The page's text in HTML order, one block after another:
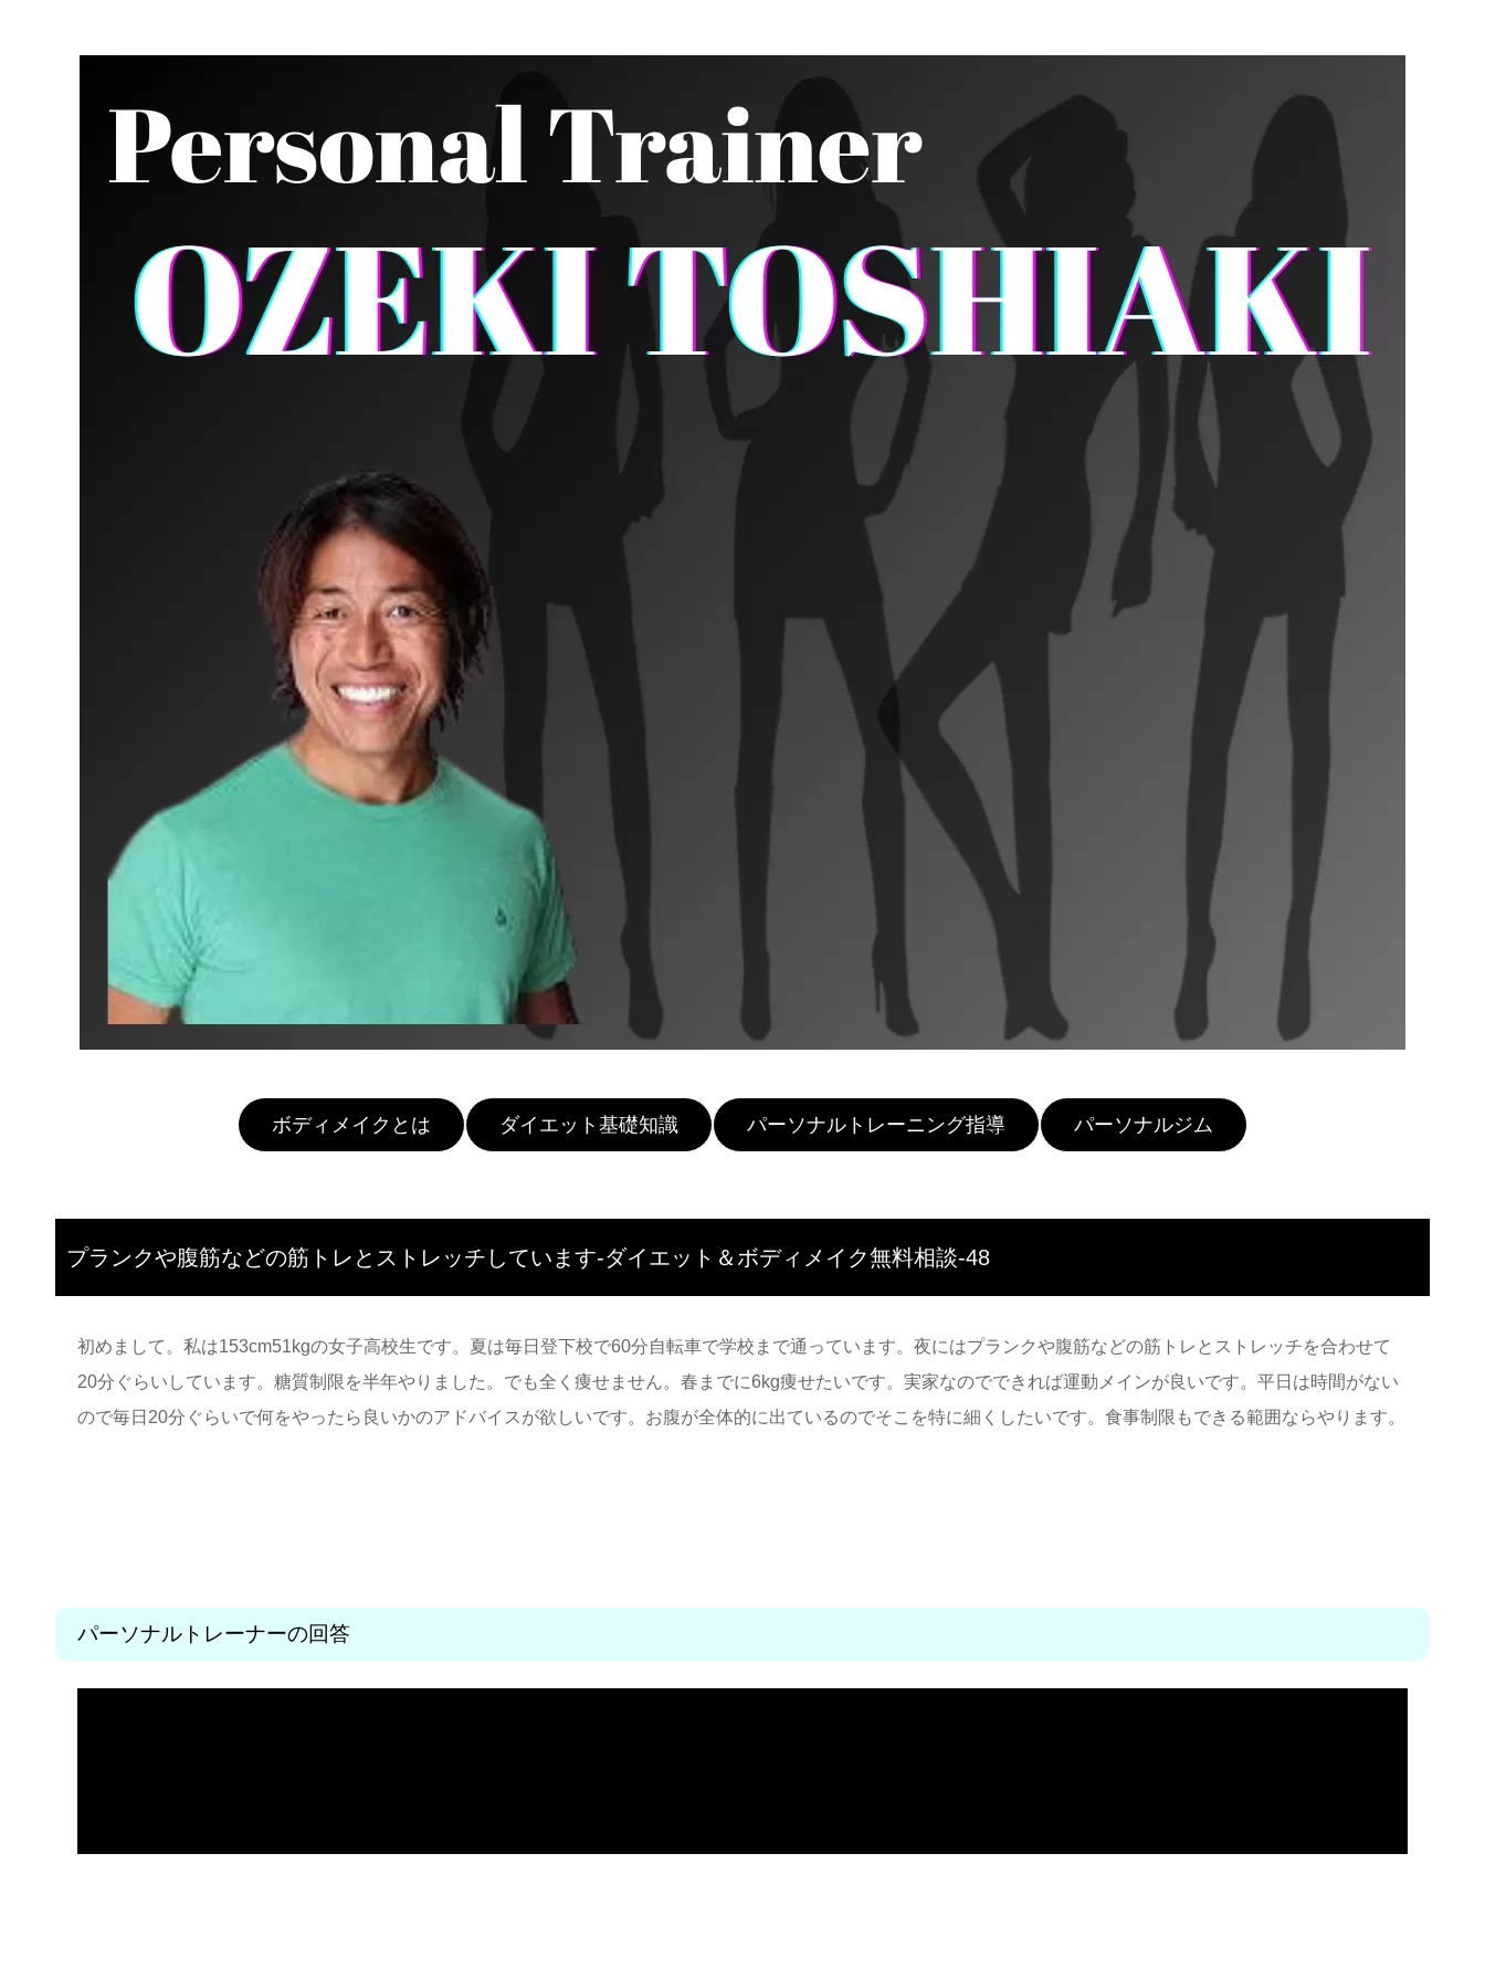
ボディメイクとは ダイエット基礎知識 パーソナルトレーニング指導 パーソナルジム
プランクや腹筋などの筋トレとストレッチしています-ダイエット＆ボディメイク無料相談-48
初めまして。私は153cm51kgの女子高校生です。夏は毎日登下校で60分自転車で学校まで通っています。夜にはプランクや腹筋などの筋トレとストレッチを合わせて
20分ぐらいしています。糖質制限を半年やりました。でも全く痩せません。春までに6kg痩せたいです。実家なのでできれば運動メインが良いです。平日は時間がない
ので毎日20分ぐらいで何をやったら良いかのアドバイスが欲しいです。お腹が全体的に出ているのでそこを特に細くしたいです。食事制限もできる範囲ならやります。
パーソナルトレーナーの回答